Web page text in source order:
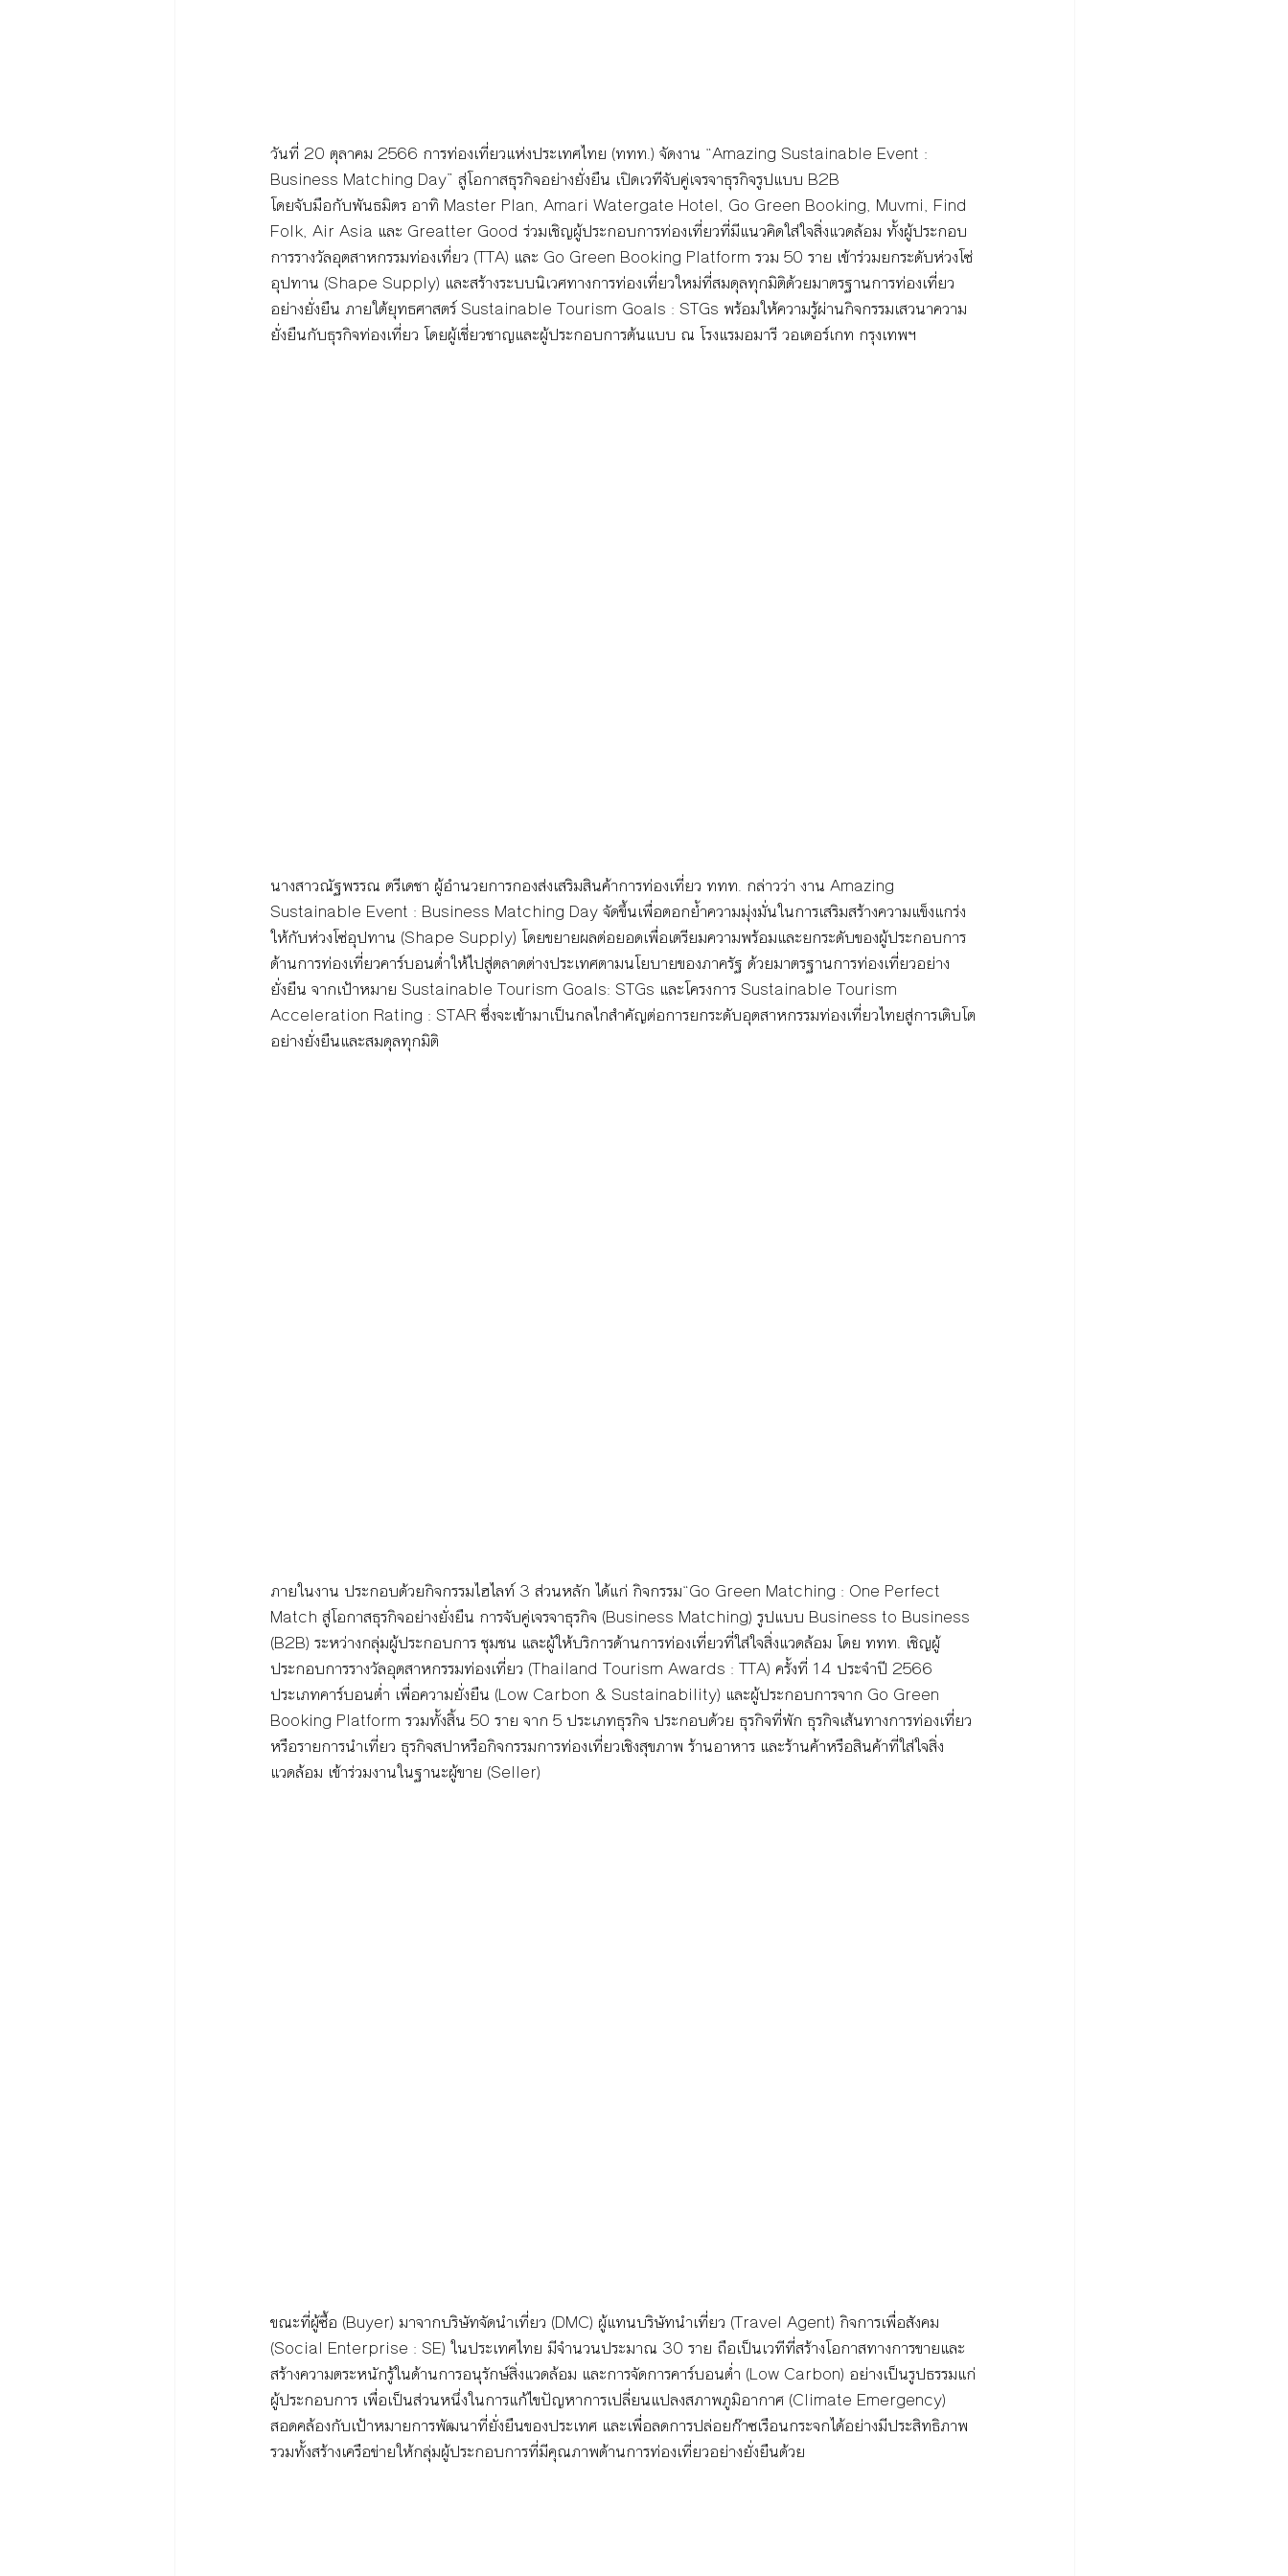
วันที่ 20 ตุลาคม 2566 การท่องเที่ยวแห่งประเทศไทย (ททท.) จัดงาน “Amazing Sustainable Event :
Business Matching Day” สู่โอกาสธุรกิจอย่างยั่งยืน เปิดเวทีจับคู่เจรจาธุรกิจรูปแบบ B2B
โดยจับมือกับพันธมิตร อาทิ Master Plan, Amari Watergate Hotel, Go Green Booking, Muvmi, Find
Folk, Air Asia และ Greatter Good ร่วมเชิญผู้ประกอบการท่องเที่ยวที่มีแนวคิดใส่ใจสิ่งแวดล้อม ทั้งผู้ประกอบ
การรางวัลอุตสาหกรรมท่องเที่ยว (TTA) และ Go Green Booking Platform รวม 50 ราย เข้าร่วมยกระดับห่วงโซ่
อุปทาน (Shape Supply) และสร้างระบบนิเวศทางการท่องเที่ยวใหม่ที่สมดุลทุกมิติด้วยมาตรฐานการท่องเที่ยว
อย่างยั่งยืน ภายใต้ยุทธศาสตร์ Sustainable Tourism Goals : STGs พร้อมให้ความรู้ผ่านกิจกรรมเสวนาความ
ยั่งยืนกับธุรกิจท่องเที่ยว โดยผู้เชี่ยวชาญและผู้ประกอบการต้นแบบ ณ โรงแรมอมารี วอเตอร์เกท กรุงเทพฯ
นางสาวณัฐพรรณ ตรีเดชา ผู้อำนวยการกองส่งเสริมสินค้าการท่องเที่ยว ททท. กล่าวว่า งาน Amazing
Sustainable Event : Business Matching Day จัดขึ้นเพื่อตอกย้ำความมุ่งมั่นในการเสริมสร้างความแข็งแกร่ง
ให้กับห่วงโซ่อุปทาน (Shape Supply) โดยขยายผลต่อยอดเพื่อเตรียมความพร้อมและยกระดับของผู้ประกอบการ
ด้านการท่องเที่ยวคาร์บอนต่ำให้ไปสู่ตลาดต่างประเทศตามนโยบายของภาครัฐ ด้วยมาตรฐานการท่องเที่ยวอย่าง
ยั่งยืน จากเป้าหมาย Sustainable Tourism Goals: STGs และโครงการ Sustainable Tourism
Acceleration Rating : STAR ซึ่งจะเข้ามาเป็นกลไกสำคัญต่อการยกระดับอุตสาหกรรมท่องเที่ยวไทยสู่การเติบโต
อย่างยั่งยืนและสมดุลทุกมิติ
ภายในงาน ประกอบด้วยกิจกรรมไฮไลท์ 3 ส่วนหลัก ได้แก่ กิจกรรม“Go Green Matching : One Perfect
Match สู่โอกาสธุรกิจอย่างยั่งยืน การจับคู่เจรจาธุรกิจ (Business Matching) รูปแบบ Business to Business
(B2B) ระหว่างกลุ่มผู้ประกอบการ ชุมชน และผู้ให้บริการด้านการท่องเที่ยวที่ใส่ใจสิ่งแวดล้อม โดย ททท. เชิญผู้
ประกอบการรางวัลอุตสาหกรรมท่องเที่ยว (Thailand Tourism Awards : TTA) ครั้งที่ 14 ประจำปี 2566
ประเภทคาร์บอนต่ำ เพื่อความยั่งยืน (Low Carbon & Sustainability) และผู้ประกอบการจาก Go Green
Booking Platform รวมทั้งสิ้น 50 ราย จาก 5 ประเภทธุรกิจ ประกอบด้วย ธุรกิจที่พัก ธุรกิจเส้นทางการท่องเที่ยว
หรือรายการนำเที่ยว ธุรกิจสปาหรือกิจกรรมการท่องเที่ยวเชิงสุขภาพ ร้านอาหาร และร้านค้าหรือสินค้าที่ใส่ใจสิ่ง
แวดล้อม เข้าร่วมงานในฐานะผู้ขาย (Seller)
ขณะที่ผู้ซื้อ (Buyer) มาจากบริษัทจัดนำเที่ยว (DMC) ผู้แทนบริษัทนำเที่ยว (Travel Agent) กิจการเพื่อสังคม
(Social Enterprise : SE) ในประเทศไทย มีจำนวนประมาณ 30 ราย ถือเป็นเวทีที่สร้างโอกาสทางการขายและ
สร้างความตระหนักรู้ในด้านการอนุรักษ์สิ่งแวดล้อม และการจัดการคาร์บอนต่ำ (Low Carbon) อย่างเป็นรูปธรรมแก่
ผู้ประกอบการ เพื่อเป็นส่วนหนึ่งในการแก้ไขปัญหาการเปลี่ยนแปลงสภาพภูมิอากาศ (Climate Emergency)
สอดคล้องกับเป้าหมายการพัฒนาที่ยั่งยืนของประเทศ และเพื่อลดการปล่อยก๊าซเรือนกระจกได้อย่างมีประสิทธิภาพ
รวมทั้งสร้างเครือข่ายให้กลุ่มผู้ประกอบการที่มีคุณภาพด้านการท่องเที่ยวอย่างยั่งยืนด้วย